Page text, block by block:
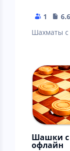
1
Шахматы
Шашки
офлайн